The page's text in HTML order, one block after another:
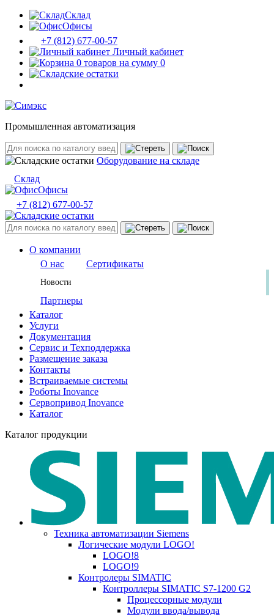
Склад
Офисы
+7 (812) 677-00-57
Личный кабинет
0 товаров на сумму 0
Промышленная автоматизация
Оборудование на складе
Склад
Офисы
+7 (812) 677-00-57
О компании
О нас
Сертификаты
Новости
Партнеры
Каталог
Услуги
Документация
Сервис и Техподдержка
Размещение заказа
Контакты
Встраиваемые системы
Роботы Inovance
Сервопривод Inovance
Каталог
Каталог продукции
Техника автоматизации Siemens
Логические модули LOGO!
LOGO!8
LOGO!9
Контролеры SIMATIC
Контроллеры SIMATIC S7-1200 G2
Процессорные модули
Модули ввода/вывода